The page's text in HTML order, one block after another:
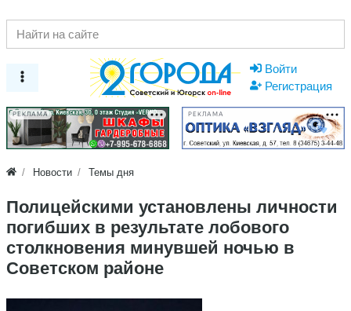
Войти
Регистрация
РЕКЛАМА РЕКЛАМА
Новости Темы дня
Полицейскими установлены личности
погибших в результате лобового
столкновения минувшей ночью в
Советском районе